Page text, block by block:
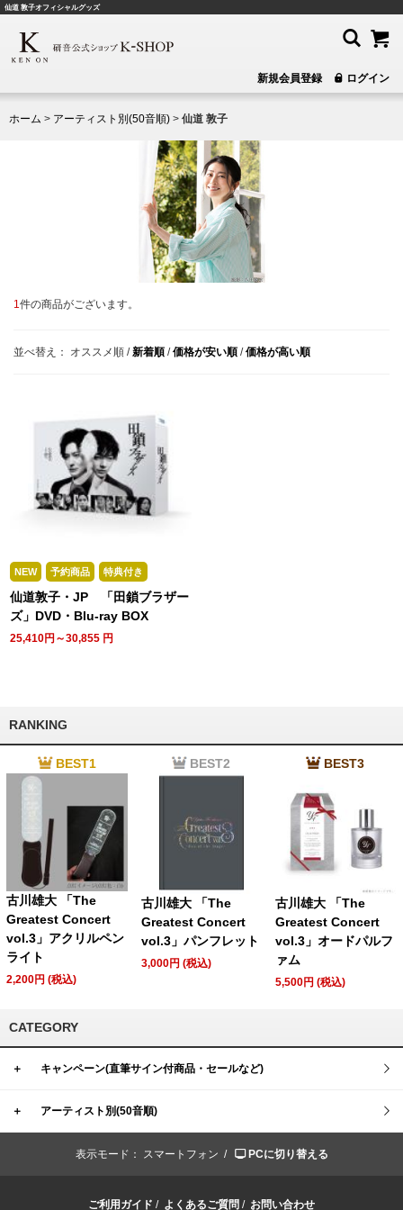
仙道 敦子オフィシャルグッズ
新規会員登録 ログイン
ホーム > アーティスト別(50音順) > 仙道 敦子
1 件の商品がございます。
並べ替え： オススメ順 /新着順 /価格が安い順 /価格が高い順
NEW 予約商品 特典付き
仙道敦子・JP 「田鎖ブラザー
ズ」DVD・Blu-ray BOX
25,410円～30,855 円
RANKING
BEST1
古川雄大 「The
Greatest Concert
vol.3」アクリルペン
ライト
2,200円 (税込)
BEST2
古川雄大 「The
Greatest Concert
vol.3」パンフレット
3,000円 (税込)
BEST3
古川雄大 「The
Greatest Concert
vol.3」オードパルフ
ァム
5,500円 (税込)
CATEGORY
＋ キャンペーン(直筆サイン付商品・セールなど)
＋ アーティスト別(50音順)
表示モード： スマートフォン / PCに切り替える
ご利用ガイド / よくあるご質問 / お問い合わせ